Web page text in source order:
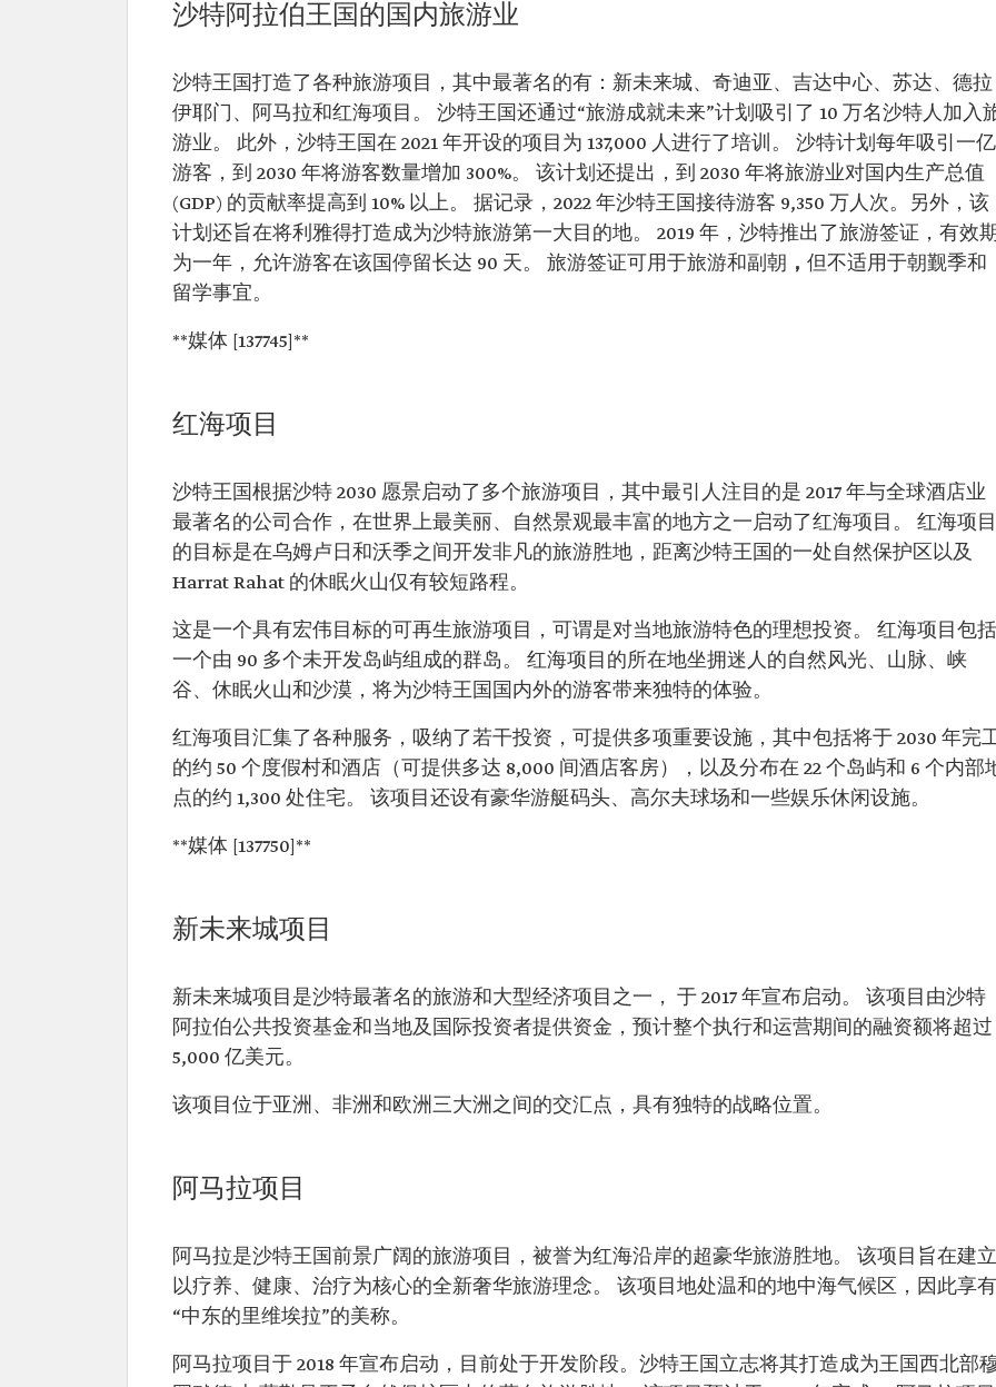
沙特阿拉伯王国的国内旅游业
沙特王国打造了各种旅游项目，其中最著名的有：新未来城、奇迪亚、吉达中心、苏达、德拉
伊耶门、阿马拉和红海项目。 沙特王国还通过“旅游成就未来”计划吸引了 10 万名沙特人加入
游业。 此外，沙特王国在 2021 年开设的项目为 137,000 人进行了培训。 沙特计划每年吸引一亿
游客，到 2030 年将游客数量增加 300%。 该计划还提出，到 2030 年将旅游业对国内生产总值
(GDP) 的贡献率提高到 10% 以上。 据记录，2022 年沙特王国接待游客 9,350 万人次。另外，该
计划还旨在将利雅得打造成为沙特旅游第一大目的地。 2019 年，沙特推出了旅游签证，有效期
为一年，允许游客在该国停留长达 90 天。 旅游签证可用于旅游和副朝 ， 但不适用于朝觐季和
留学事宜。
**媒体 [137745]**
红海项目
沙特王国根据沙特 2030 愿景启动了多个旅游项目，其中最引人注目的是 2017 年与全球酒店业
最著名的公司合作，在世界上最美丽、自然景观最丰富的地方之一启动了红海项目。 红海项目
的目标是在乌姆卢日和沃季之间开发非凡的旅游胜地，距离沙特王国的一处自然保护区以及
Harrat Rahat 的休眠火山仅有较短路程。
这是一个具有宏伟目标的可再生旅游项目，可谓是对当地旅游特色的理想投资。 红海项目包括
一个由 90 多个未开发岛屿组成的群岛。 红海项目的所在地坐拥迷人的自然风光、山脉、峡
谷、休眠火山和沙漠，将为沙特王国国内外的游客带来独特的体验。
红海项目汇集了各种服务，吸纳了若干投资，可提供多项重要设施，其中包括将于 2030 年完
的约 50 个度假村和酒店（可提供多达 8,000 间酒店客房），以及分布在 22 个岛屿和 6 个内部
点的约 1,300 处住宅。 该项目还设有豪华游艇码头、高尔夫球场和一些娱乐休闲设施。
**媒体 [137750]**
新未来城项目
新未来城项目是沙特最著名的旅游和大型经济项目之一， 于 2017 年宣布启动。 该项目由沙特
阿拉伯公共投资基金和当地及国际投资者提供资金，预计整个执行和运营期间的融资额将超过
5,000 亿美元。
该项目位于亚洲、非洲和欧洲三大洲之间的交汇点，具有独特的战略位置。
阿马拉项目
阿马拉是沙特王国前景广阔的旅游项目，被誉为红海沿岸的超豪华旅游胜地。 该项目旨在建立
以疗养、健康、治疗为核心的全新奢华旅游理念。 该项目地处温和的地中海气候区，因此享有
“中东的里维埃拉”的美称。
阿马拉项目于 2018 年宣布启动，目前处于开发阶段。沙特王国立志将其打造成为王国西北部